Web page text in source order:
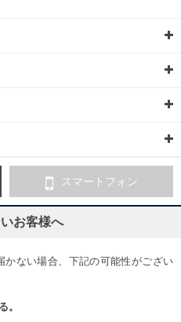
スマートフォン
お客様へ
かない場合、下記の可能性がござい
。